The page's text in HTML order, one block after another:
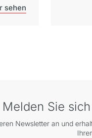
Melden Sie
Newsletter an und